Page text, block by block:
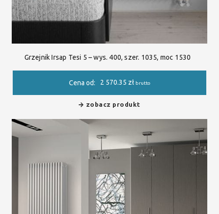
Grzejnik Irsap Tesi 5 – wys. 400, szer. 1035, moc 1530
Cena od: 2 570.35 zł brutto
zobacz produkt